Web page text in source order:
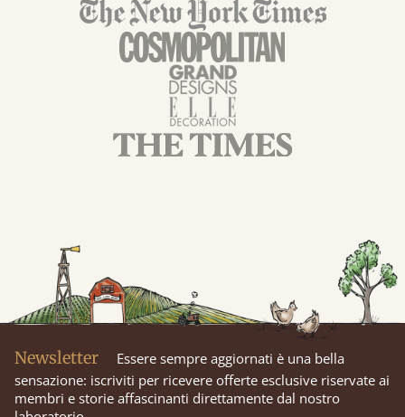
Newsletter
Essere sempre aggiornati è una bella
sensazione: iscriviti per ricevere offerte esclusive riservate ai
membri e storie affascinanti direttamente dal nostro